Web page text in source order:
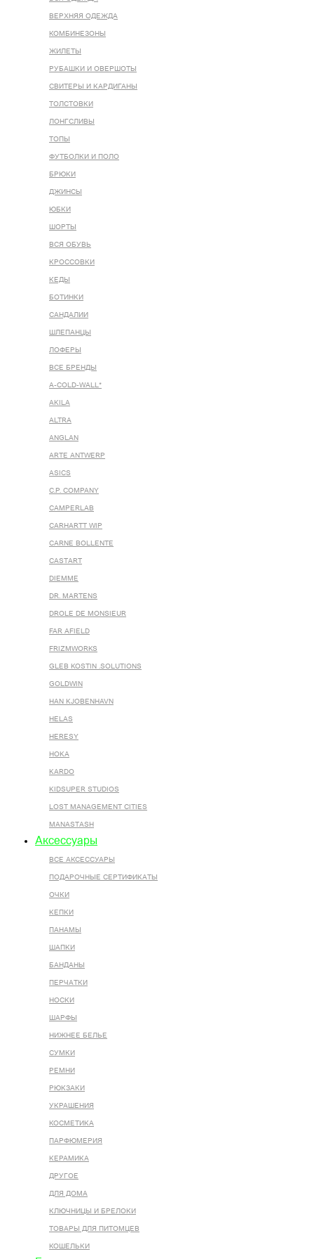
ВЕРХНЯЯ ОДЕЖДА
КОМБИНЕЗОНЫ
ЖИЛЕТЫ
РУБАШКИ И ОВЕРШОТЫ
СВИТЕРЫ И КАРДИГАНЫ
ТОЛСТОВКИ
ЛОНГСЛИВЫ
ТОПЫ
ФУТБОЛКИ И ПОЛО
БРЮКИ
ДЖИНСЫ
ЮБКИ
ШОРТЫ
ВСЯ ОБУВЬ
КРОССОВКИ
КЕДЫ
БОТИНКИ
САНДАЛИИ
ШЛЕПАНЦЫ
ЛОФЕРЫ
ВСЕ БРЕНДЫ
A-COLD-WALL*
AKILA
ALTRA
ANGLAN
ARTE ANTWERP
ASICS
C.P. COMPANY
CAMPERLAB
CARHARTT WIP
CARNE BOLLENTE
CASTART
DIEMME
DR. MARTENS
DROLE DE MONSIEUR
FAR AFIELD
FRIZMWORKS
GLEB KOSTIN .SOLUTIONS
GOLDWIN
HAN KJOBENHAVN
HELAS
HERESY
HOKA
KARDO
KIDSUPER STUDIOS
LOST MANAGEMENT CITIES
MANASTASH
Аксессуары
ВСЕ AКСЕССУАРЫ
ПОДАРОЧНЫЕ СЕРТИФИКАТЫ
ОЧКИ
КЕПКИ
ПАНАМЫ
ШАПКИ
БАНДАНЫ
ПЕРЧАТКИ
НОСКИ
ШАРФЫ
НИЖНЕЕ БЕЛЬЕ
СУМКИ
РЕМНИ
РЮКЗАКИ
УКРАШЕНИЯ
КОСМЕТИКА
ПАРФЮМЕРИЯ
КЕРАМИКА
ДРУГОЕ
ДЛЯ ДОМА
КЛЮЧНИЦЫ И БРЕЛОКИ
ТОВАРЫ ДЛЯ ПИТОМЦЕВ
КОШЕЛЬКИ